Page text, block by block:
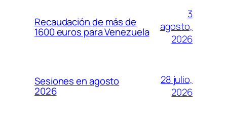
Recaudación de más de
1600 euros para Venezuela
3
agosto,
2026
Sesiones en agosto
2026
28 julio,
2026